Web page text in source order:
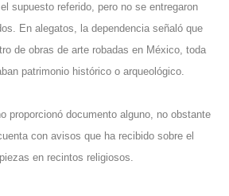
supuesto referido, pero no se entregaron
En alegatos, la dependencia señaló que
de obras de arte robadas en México, toda
patrimonio histórico o arqueológico.
proporcionó documento alguno, no obstante
con avisos que ha recibido sobre el
en recintos religiosos.